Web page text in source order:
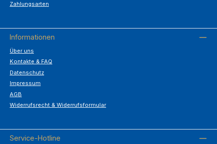
Zahlungsarten
Informationen
Über uns
Kontakte & FAQ
Datenschutz
Impressum
AGB
Widerrufsrecht & Widerrufsformular
Service-Hotline